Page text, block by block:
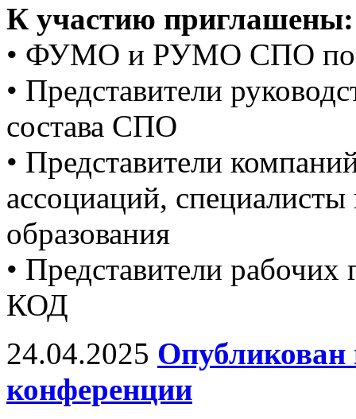
К участию приглашены:
• ФУМО и РУМО СПО по
• Представители
состава СПО
• Представители
ассоциаций,
образования
• Представители
КОД
24.04.2025
конференции